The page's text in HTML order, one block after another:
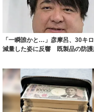
「一瞬誰かと…」彦摩呂、30キロ
減量した姿に反響 既製品の防護